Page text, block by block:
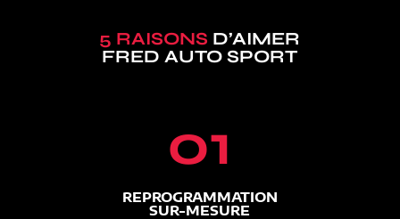
5 RAISONS D’AIMER
FRED AUTO SPORT
01
REPROGRAMMATION
SUR-MESURE